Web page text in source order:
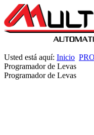
Usted está aquí: Inicio
Programador de Levas
Programador de Levas